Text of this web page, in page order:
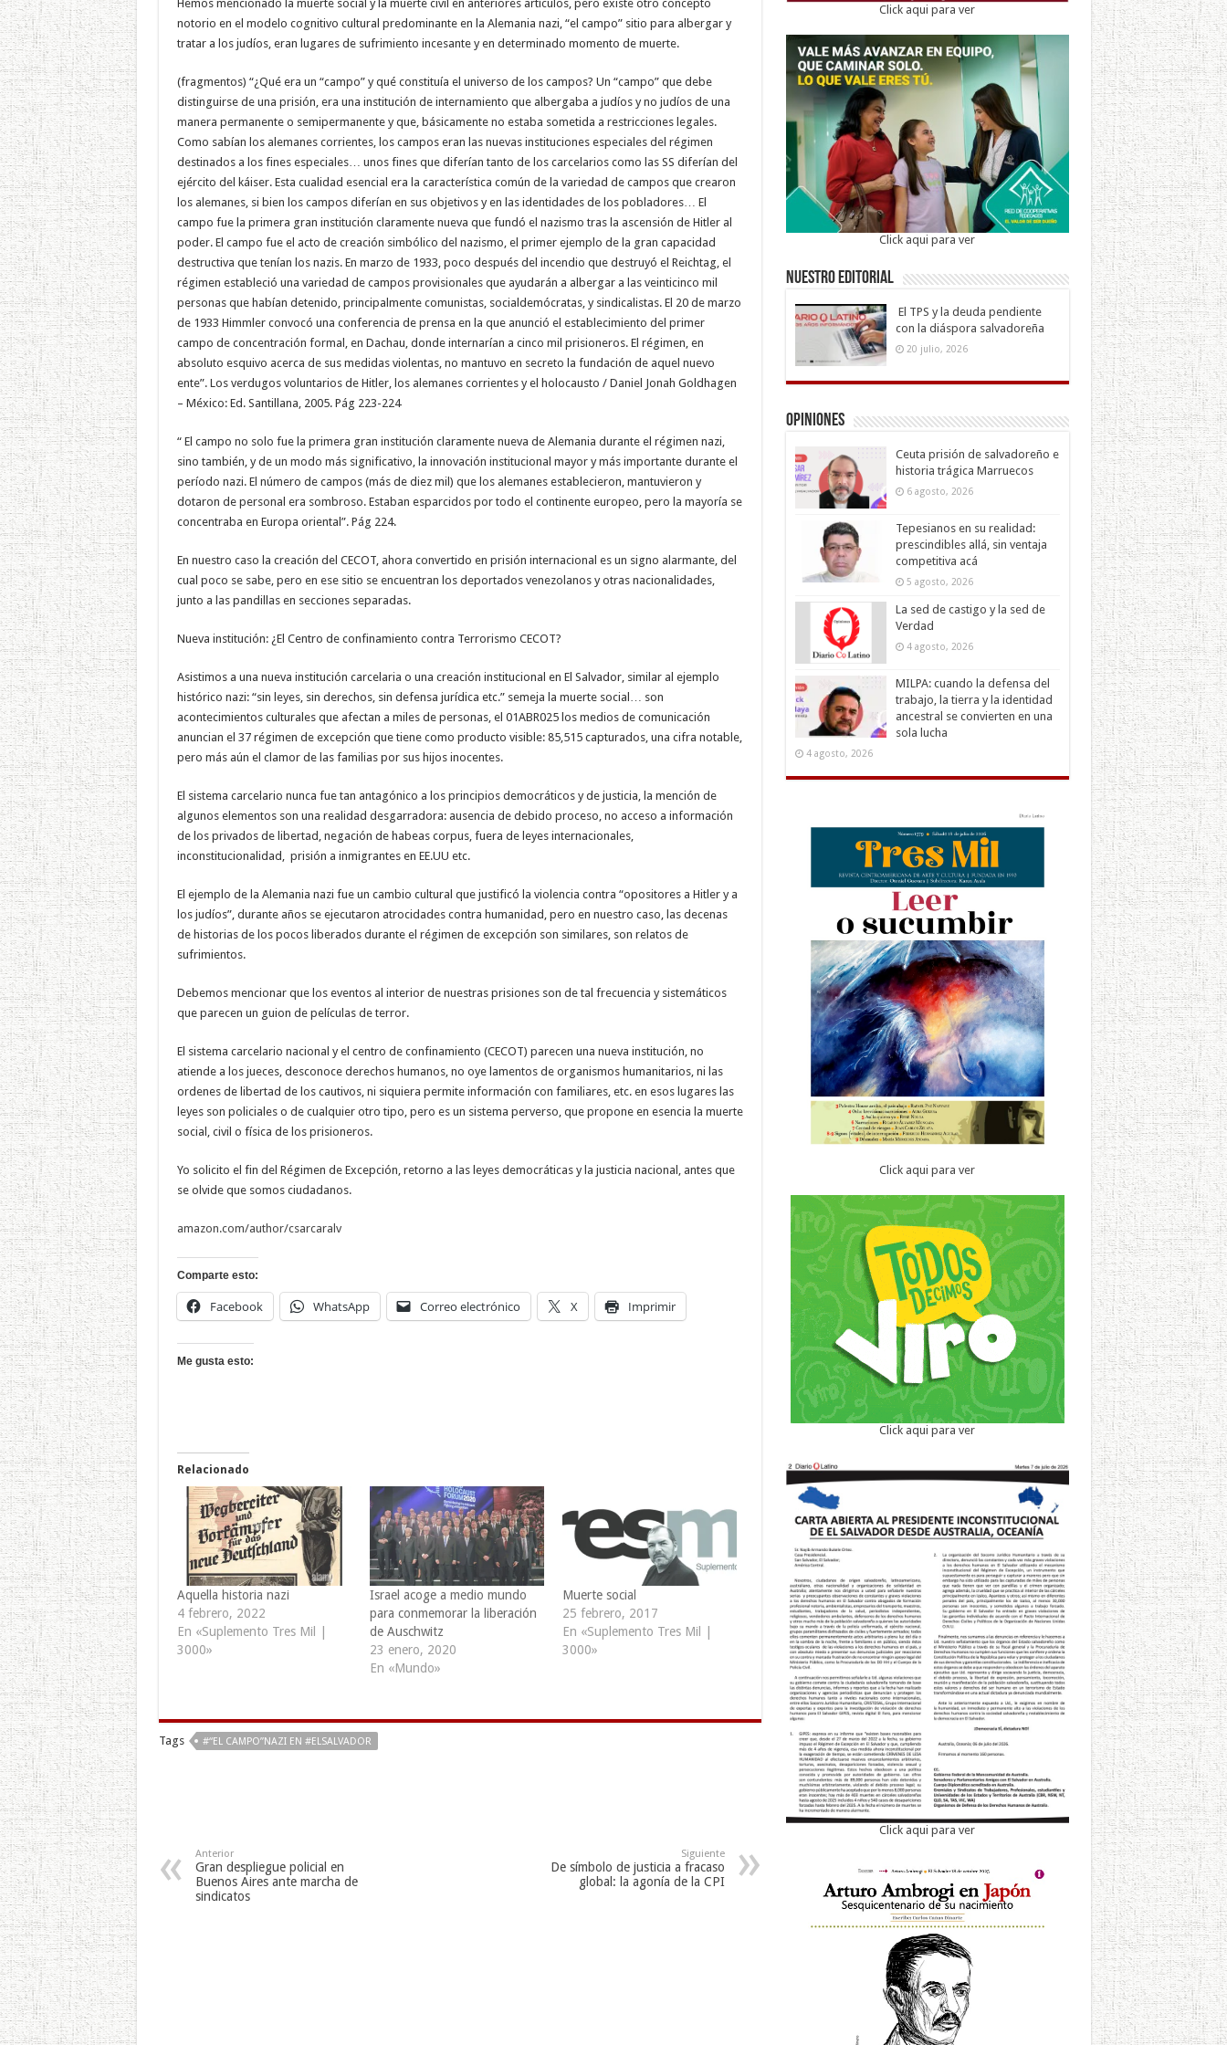
Hemos mencionado la muerte social y la muerte civil en anteriores artículos, pero existe otro concepto
notorio en el modelo cognitivo cultural predominante en la Alemania nazi, “el campo” sitio para albergar y
tratar a los judíos, eran lugares de sufrimiento incesante y en determinado momento de muerte.
(fragmentos) “¿Qué era un “campo” y qué constituía el universo de los campos? Un “campo” que debe
distinguirse de una prisión, era una institución de internamiento que albergaba a judíos y no judíos de una
manera permanente o semipermanente y que, básicamente no estaba sometida a restricciones legales.
Como sabían los alemanes corrientes, los campos eran las nuevas instituciones especiales del régimen
destinados a los fines especiales… unos fines que diferían tanto de los carcelarios como las SS diferían del
ejército del káiser. Esta cualidad esencial era la característica común de la variedad de campos que crearon
los alemanes, si bien los campos diferían en sus objetivos y en las identidades de los pobladores… El
campo fue la primera gran institución claramente nueva que fundó el nazismo tras la ascensión de Hitler al
poder. El campo fue el acto de creación simbólico del nazismo, el primer ejemplo de la gran capacidad
destructiva que tenían los nazis. En marzo de 1933, poco después del incendio que destruyó el Reichtag, el
régimen estableció una variedad de campos provisionales que ayudarán a albergar a las veinticinco mil
personas que habían detenido, principalmente comunistas, socialdemócratas, y sindicalistas. El 20 de marzo
de 1933 Himmler convocó una conferencia de prensa en la que anunció el establecimiento del primer
campo de concentración formal, en Dachau, donde internarían a cinco mil prisioneros. El régimen, en
absoluto esquivo acerca de sus medidas violentas, no mantuvo en secreto la fundación de aquel nuevo
ente”. Los verdugos voluntarios de Hitler, los alemanes corrientes y el holocausto / Daniel Jonah Goldhagen
– México: Ed. Santillana, 2005. Pág 223-224
“ El campo no solo fue la primera gran institución claramente nueva de Alemania durante el régimen nazi,
sino también, y de un modo más significativo, la innovación institucional mayor y más importante durante el
período nazi. El número de campos (más de diez mil) que los alemanes establecieron, mantuvieron y
dotaron de personal era sombroso. Estaban esparcidos por todo el continente europeo, pero la mayoría se
concentraba en Europa oriental”. Pág 224.
En nuestro caso la creación del CECOT, ahora convertido en prisión internacional es un signo alarmante, del
cual poco se sabe, pero en ese sitio se encuentran los deportados venezolanos y otras nacionalidades,
junto a las pandillas en secciones separadas.
Nueva institución: ¿El Centro de confinamiento contra Terrorismo CECOT?
Asistimos a una nueva institución carcelaria o una creación institucional en El Salvador, similar al ejemplo
histórico nazi: “sin leyes, sin derechos, sin defensa jurídica etc.” semeja la muerte social… son
acontecimientos culturales que afectan a miles de personas, el 01ABR025 los medios de comunicación
anuncian el 37 régimen de excepción que tiene como producto visible: 85,515 capturados, una cifra notable,
pero más aún el clamor de las familias por sus hijos inocentes.
El sistema carcelario nunca fue tan antagónico a los principios democráticos y de justicia, la mención de
algunos elementos son una realidad desgarradora: ausencia de debido proceso, no acceso a información
de los privados de libertad, negación de habeas corpus, fuera de leyes internacionales,
inconstitucionalidad, prisión a inmigrantes en EE.UU etc.
El ejemplo de la Alemania nazi fue un cambio cultural que justificó la violencia contra “opositores a Hitler y a
los judíos”, durante años se ejecutaron atrocidades contra humanidad, pero en nuestro caso, las decenas
de historias de los pocos liberados durante el régimen de excepción son similares, son relatos de
sufrimientos.
Debemos mencionar que los eventos al interior de nuestras prisiones son de tal frecuencia y sistemáticos
que parecen un guion de películas de terror.
El sistema carcelario nacional y el centro de confinamiento (CECOT) parecen una nueva institución, no
atiende a los jueces, desconoce derechos humanos, no oye lamentos de organismos humanitarios, ni las
ordenes de libertad de los cautivos, ni siquiera permite información con familiares, etc. en esos lugares las
leyes son policiales o de cualquier otro tipo, pero es un sistema perverso, que propone en esencia la muerte
social, civil o física de los prisioneros.
Yo solicito el fin del Régimen de Excepción, retorno a las leyes democráticas y la justicia nacional, antes que
se olvide que somos ciudadanos.
amazon.com/author/csarcaralv
Comparte esto:
Facebook WhatsApp Correo electrónico X Imprimir
Me gusta esto:
Relacionado
Aquella historia nazi
4 febrero, 2022
En «Suplemento Tres Mil |
3000»
Israel acoge a medio mundo
para conmemorar la liberación
de Auschwitz
23 enero, 2020
En «Mundo»
Muerte social
25 febrero, 2017
En «Suplemento Tres Mil |
3000»
Tags #“EL CAMPO”NAZI EN #ELSALVADOR
Anterior
Gran despliegue policial en
Buenos Aires ante marcha de
sindicatos
Siguiente
De símbolo de justicia a fracaso
global: la agonía de la CPI
Click aqui para ver
Click aqui para ver
Nuestro Editorial
El TPS y la deuda pendiente
con la diáspora salvadoreña
20 julio, 2026
Opiniones
Ceuta prisión de salvadoreño e
historia trágica Marruecos
6 agosto, 2026
Tepesianos en su realidad:
prescindibles allá, sin ventaja
competitiva acá
5 agosto, 2026
La sed de castigo y la sed de
Verdad
4 agosto, 2026
MILPA: cuando la defensa del
trabajo, la tierra y la identidad
ancestral se convierten en una
sola lucha
4 agosto, 2026
Click aqui para ver
Click aqui para ver
Click aqui para ver